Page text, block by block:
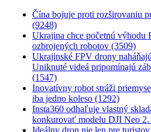
Čína bojuje proti rozširovaniu
(9248)
Ukrajina chce početnú výhodu
ozbrojených robotov (3509)
Ukrajinské FPV drony
Uniknuté videá pripomínajú
(1547)
Inovatívny robot stráži
iba jedno koleso (1292)
Insta360 odhaľuje vlastný
konkurovať modelu DJI Neo 2.
Ideálny dron nie len pre